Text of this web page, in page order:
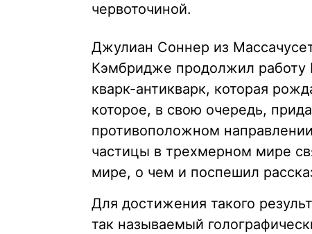
червоточиной.
Джулиан Соннер из
Кэмбридже продолжил работу
кварк-антикварк, которая
которое, в свою очередь,
противоположном
частицы в трехмерном мире
мире, о чем и поспешил
Для достижения такого
так называемый